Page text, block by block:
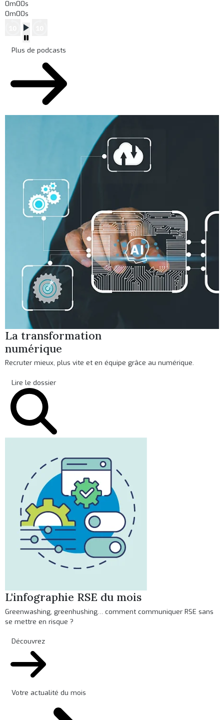
0m00s
0m00s
Plus de podcasts
La transformation
numérique
Recruter mieux, plus vite et en équipe grâce au numérique.
Lire le dossier
L'infographie RSE du mois
Greenwashing, greenhushing… comment communiquer RSE sans
se mettre en risque ?
Découvrez
Votre actualité du mois